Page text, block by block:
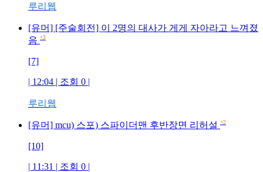
루리웹
[유머] [주술회전] 이 2명의 대사가 게게 자아라고 느껴졌
음 +3
[7]
| 12:04 | 조회 0 |
루리웹
[유머] mcu) 스포) 스파이더맨 후반장면 리허설 +2
[10]
| 11:31 | 조회 0 |